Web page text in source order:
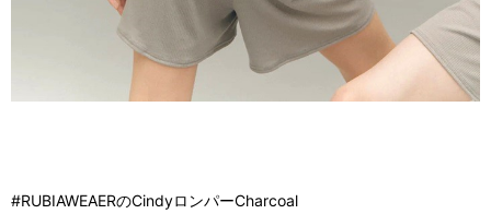
#RUBIAWEAERのCindyロンパーCharcoal